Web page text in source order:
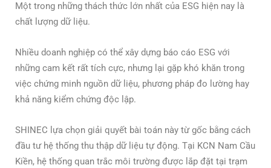
Một trong những thách thức lớn nhất của ESG hiện nay là
chất lượng dữ liệu.
Nhiều doanh nghiệp có thể xây dựng báo cáo ESG với
những cam kết rất tích cực, nhưng lại gặp khó khăn trong
việc chứng minh nguồn dữ liệu, phương pháp đo lường hay
khả năng kiểm chứng độc lập.
SHINEC lựa chọn giải quyết bài toán này từ gốc bằng cách
đầu tư hệ thống thu thập dữ liệu tự động. Tại KCN Nam Cầu
Kiền, hệ thống quan trắc môi trường được lắp đặt tại trạm